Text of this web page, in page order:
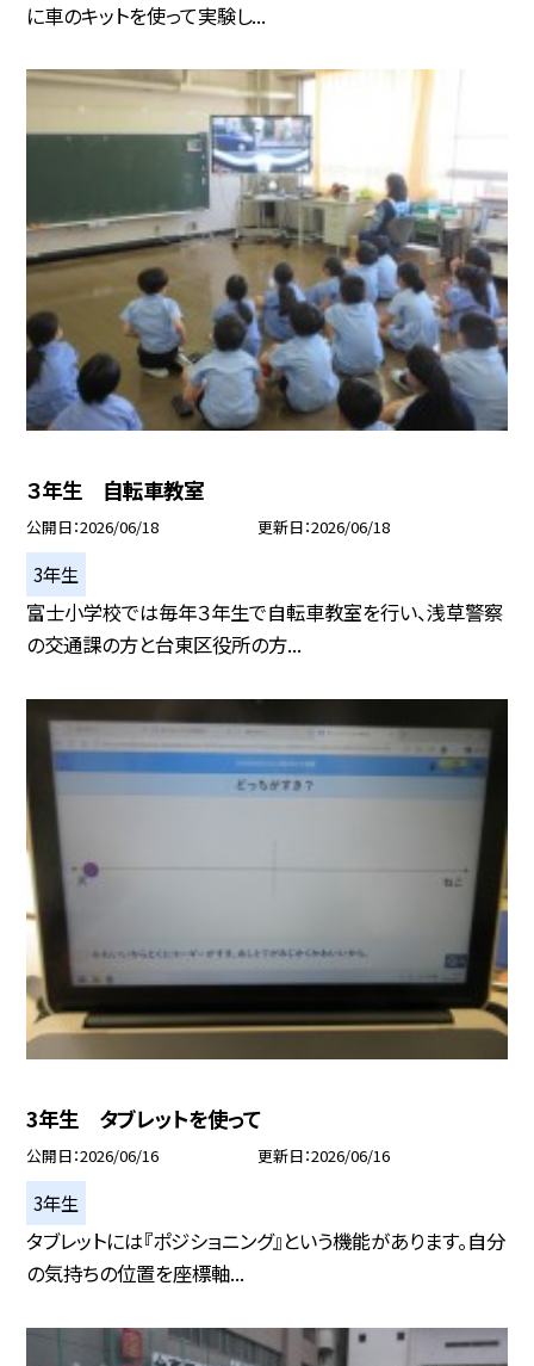
に車のキットを使って実験し...
３年生 自転車教室
公開日 2026/06/18 更新日 2026/06/18
3年生
富士小学校では毎年３年生で自転車教室を行い、浅草警察
の交通課の方と台東区役所の方...
3年生 タブレットを使って
公開日 2026/06/16 更新日 2026/06/16
3年生
タブレットには『ポジショニング』という機能があります。自分
の気持ちの位置を座標軸...